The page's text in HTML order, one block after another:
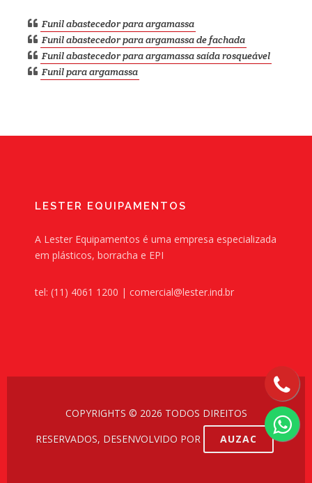
Funil abastecedor para argamassa
Funil abastecedor para argamassa de fachada
Funil abastecedor para argamassa saída rosqueável
Funil para argamassa
LESTER EQUIPAMENTOS
A Lester Equipamentos é uma empresa especializada
em plásticos, borracha e EPI
tel: (11) 4061 1200 | comercial@lester.ind.br
COPYRIGHTS © 2026 TODOS DIREITOS
RESERVADOS, DESENVOLVIDO POR
AUZAC